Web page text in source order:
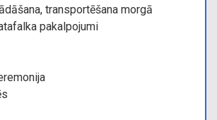
transportēšana morgā
pakalpojumi